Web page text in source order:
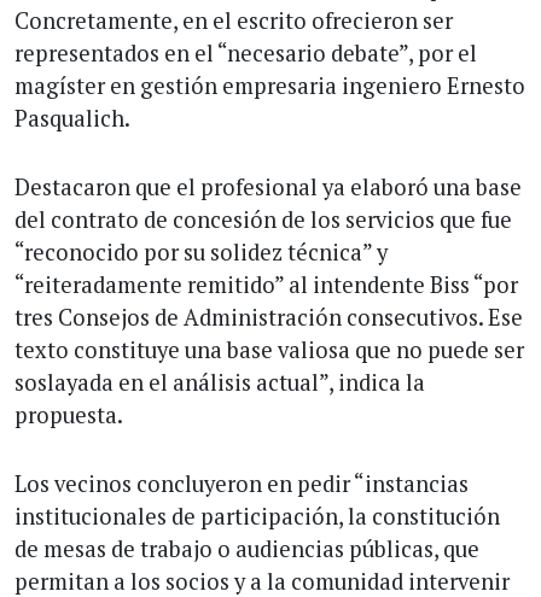
Concretamente, en el escrito ofrecieron ser
representados en el “necesario debate”, por el
magíster en gestión empresaria ingeniero Ernesto
Pasqualich.
Destacaron que el profesional ya elaboró una base
del contrato de concesión de los servicios que fue
“reconocido por su solidez técnica” y
“reiteradamente remitido” al intendente Biss “por
tres Consejos de Administración consecutivos. Ese
texto constituye una base valiosa que no puede ser
soslayada en el análisis actual”, indica la
propuesta.
Los vecinos concluyeron en pedir “instancias
institucionales de participación, la constitución
de mesas de trabajo o audiencias públicas, que
permitan a los socios y a la comunidad intervenir